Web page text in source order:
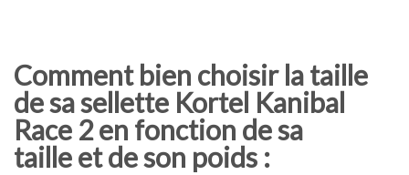
Comment bien choisir la taille
de sa sellette Kortel Kanibal
Race 2 en fonction de sa
taille et de son poids :